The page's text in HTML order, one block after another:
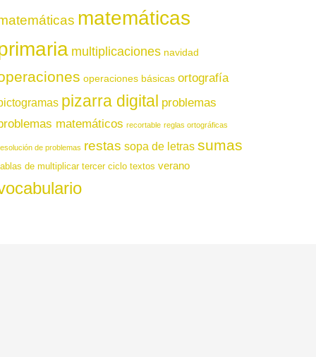
matemáticas
multiplicaciones navidad
operaciones básicas ortografía
pizarra digital problemas
matemáticos recortable reglas ortográficas
de problemas restas sopa de letras sumas
de multiplicar tercer ciclo textos verano